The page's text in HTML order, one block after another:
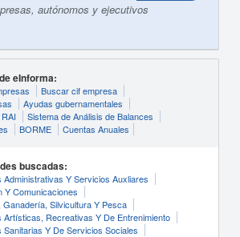
autónomos y ejecutivos
eInforma:
Buscar cif empresa
Ayudas gubernamentales
Sistema de Análisis de Balances
BORME Cuentas Anuales
buscadas:
Administrativas Y Servicios Auxliares
Y Comunicaciones
Silvicultura Y Pesca
Artísticas, Recreativas Y De Entrenimiento
Sanitarias Y De Servicios Sociales